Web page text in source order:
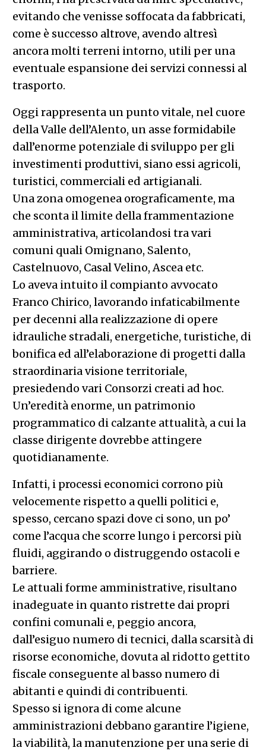
evitando che venisse soffocata da fabbricati,
come è successo altrove, avendo altresì
ancora molti terreni intorno, utili per una
eventuale espansione dei servizi connessi al
trasporto.
Oggi rappresenta un punto vitale, nel cuore
della Valle dell’Alento, un asse formidabile
dall’enorme potenziale di sviluppo per gli
investimenti produttivi, siano essi agricoli,
turistici, commerciali ed artigianali.
Una zona omogenea orograficamente, ma
che sconta il limite della frammentazione
amministrativa, articolandosi tra vari
comuni quali Omignano, Salento,
Castelnuovo, Casal Velino, Ascea etc.
Lo aveva intuito il compianto avvocato
Franco Chirico, lavorando infaticabilmente
per decenni alla realizzazione di opere
idrauliche stradali, energetiche, turistiche, di
bonifica ed all’elaborazione di progetti dalla
straordinaria visione territoriale,
presiedendo vari Consorzi creati ad hoc.
Un’eredità enorme, un patrimonio
programmatico di calzante attualità, a cui la
classe dirigente dovrebbe attingere
quotidianamente.
Infatti, i processi economici corrono più
velocemente rispetto a quelli politici e,
spesso, cercano spazi dove ci sono, un po’
come l’acqua che scorre lungo i percorsi più
fluidi, aggirando o distruggendo ostacoli e
barriere.
Le attuali forme amministrative, risultano
inadeguate in quanto ristrette dai propri
confini comunali e, peggio ancora,
dall’esiguo numero di tecnici, dalla scarsità di
risorse economiche, dovuta al ridotto gettito
fiscale conseguente al basso numero di
abitanti e quindi di contribuenti.
Spesso si ignora di come alcune
amministrazioni debbano garantire l’igiene,
la viabilità, la manutenzione per una serie di